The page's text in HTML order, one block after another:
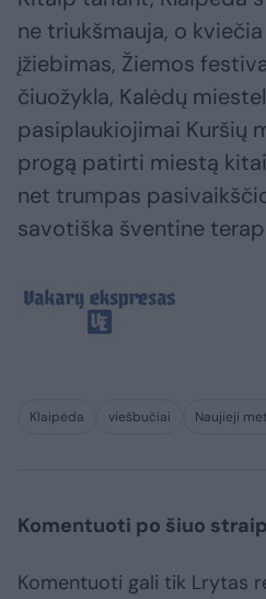
ne triukšmauja, o
įžiebimas, Žiemos
čiuožykla, Kalėdų
pasiplaukiojimai Kuršių
progą patirti miestą
net trumpas
savotiška šventine
Klaipėda viešbučiai Naujieji
Komentuoti po šiuo
Komentuoti gali tik Lrytas